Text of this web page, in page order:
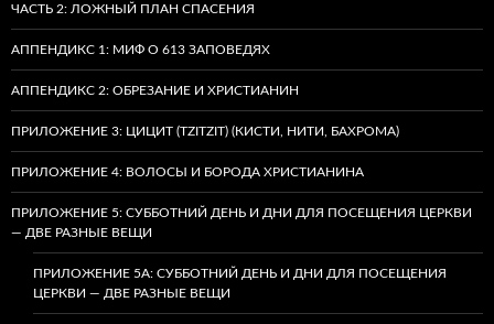
ЧАСТЬ 2: ЛОЖНЫЙ ПЛАН СПАСЕНИЯ
АППЕНДИКС 1: МИФ О 613 ЗАПОВЕДЯХ
АППЕНДИКС 2: ОБРЕЗАНИЕ И ХРИСТИАНИН
ПРИЛОЖЕНИЕ 3: ЦИЦИТ (TZITZIT) (КИСТИ, НИТИ, БАХРОМА)
ПРИЛОЖЕНИЕ 4: ВОЛОСЫ И БОРОДА ХРИСТИАНИНА
ПРИЛОЖЕНИЕ 5: СУББОТНИЙ ДЕНЬ И ДНИ ДЛЯ ПОСЕЩЕНИЯ ЦЕРКВИ
— ДВЕ РАЗНЫЕ ВЕЩИ
ПРИЛОЖЕНИЕ 5A: СУББОТНИЙ ДЕНЬ И ДНИ ДЛЯ ПОСЕЩЕНИЯ
ЦЕРКВИ — ДВЕ РАЗНЫЕ ВЕЩИ